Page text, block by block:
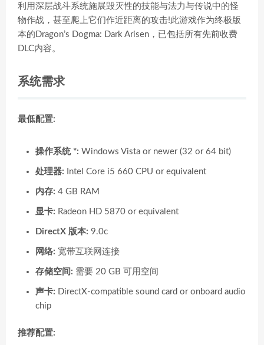
利用深层战斗系统施展毁灭性的技能与法力与传说中的怪
物作战，甚至爬上它们作近距离的攻击!此游戏作为终极版
本的Dragon’s Dogma: Dark Arisen，已包括所有先前收费
DLC内容。
系统需求
最低配置:
操作系统 *: Windows Vista or newer (32 or 64 bit)
处理器: Intel Core i5 660 CPU or equivalent
内存: 4 GB RAM
显卡: Radeon HD 5870 or equivalent
DirectX 版本: 9.0c
网络: 宽带互联网连接
存储空间: 需要 20 GB 可用空间
声卡: DirectX-compatible sound card or onboard audio
chip
推荐配置: